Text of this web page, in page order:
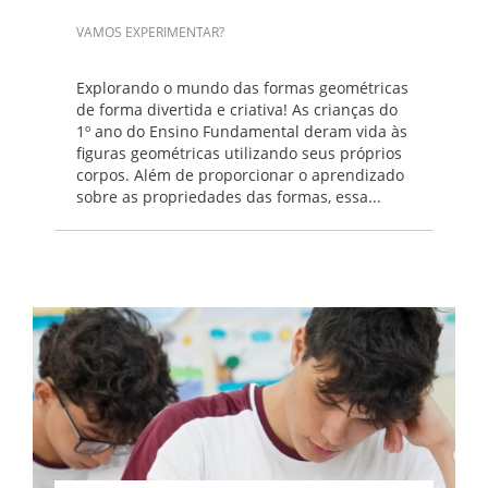
VAMOS EXPERIMENTAR?
Explorando o mundo das formas geométricas
de forma divertida e criativa! As crianças do
1º ano do Ensino Fundamental deram vida às
figuras geométricas utilizando seus próprios
corpos. Além de proporcionar o aprendizado
sobre as propriedades das formas, essa...